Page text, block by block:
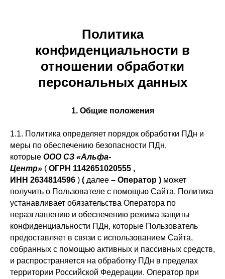
Политика
конфиденциальности в
отношении обработки
персональных данных
1. Общие положения
1.1. Политика определяет порядок обработки ПДн и
меры по обеспечению безопасности ПДн,
которые ООО СЗ «Альфа-
Центр» ( ОГРН 1142651020555 ,
ИНН 2634814596 ) ( далее – Оператор ) может
получить о Пользователе с помощью Сайта. Политика
устанавливает обязательства Оператора по
неразглашению и обеспечению режима защиты
конфиденциальности ПДн, которые Пользователь
предоставляет в связи с использованием Сайта,
собранных с помощью активных и пассивных средств,
и распространяется на обработку ПДн в пределах
территории Российской Федерации. Оператор при